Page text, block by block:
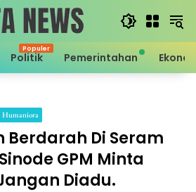
Politik Pemerintahan
Humaniora
Berdarah Di Seram
GPM Minta
Diadu.